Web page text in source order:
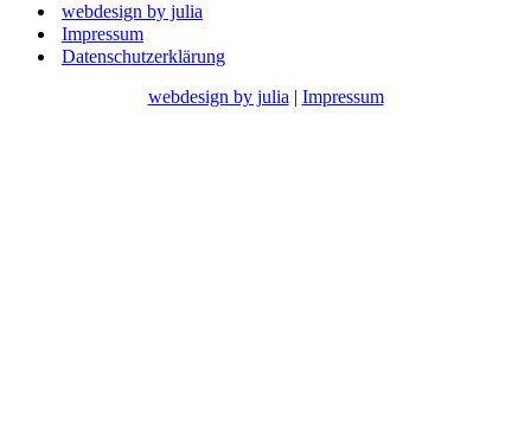
webdesign by julia
Impressum
Datenschutzerklärung
webdesign by julia | Impressum